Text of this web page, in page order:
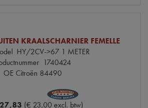
KRAALSCHARNIER FEMELLE
HY/2CV->67 1 METER
1740424
OE Citroën 84490
(€ 23,00 excl. btw)